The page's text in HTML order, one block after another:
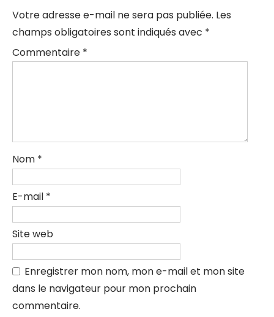
Votre adresse e-mail ne sera pas publiée. Les
champs obligatoires sont indiqués avec *
Commentaire *
Nom *
E-mail *
Site web
Enregistrer mon nom, mon e-mail et mon site
dans le navigateur pour mon prochain
commentaire.